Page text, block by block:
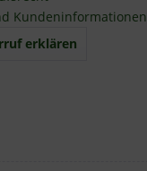
Kundeninformationen
erklären